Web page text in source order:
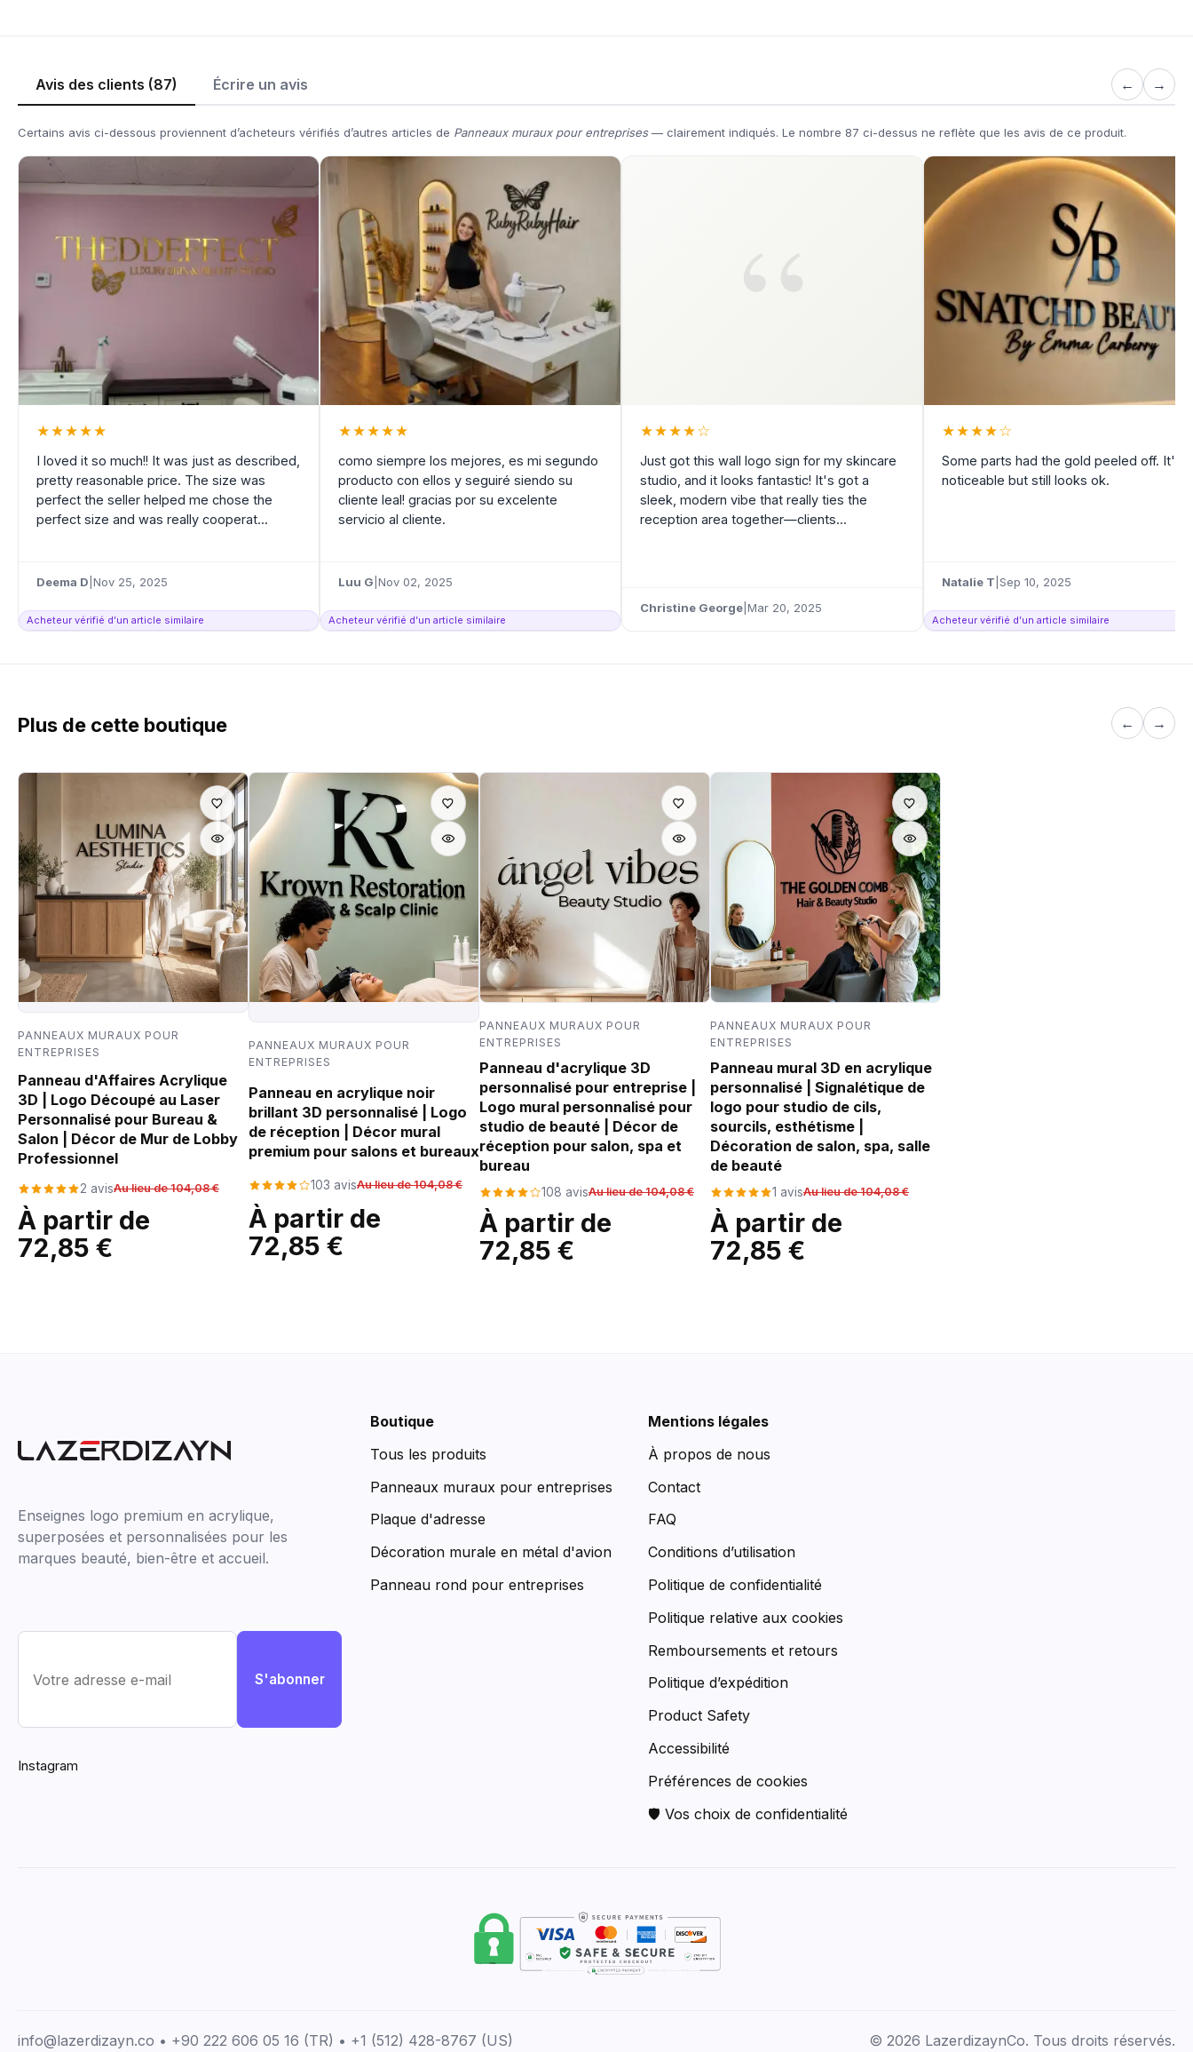
Avis des clients (87) Écrire un avis ← →
Certains avis ci-dessous proviennent d’acheteurs vérifiés d’autres articles de Panneaux muraux pour entreprises— clairement indiqués. Le nombre 87 ci-dessus ne reflète que les avis de ce produit.
★★★★★
I loved it so much!! It was just as described,
pretty reasonable price. The size was
perfect the seller helped me chose the
perfect size and was really cooperat...
Deema D Nov 25, 2025
Acheteur vérifié d’un article similaire
★★★★★
como siempre los mejores, es mi segundo
producto con ellos y seguiré siendo su
cliente leal! gracias por su excelente
servicio al cliente.
Luu G Nov 02, 2025
Acheteur vérifié d’un article similaire
★★★★☆
Just got this wall logo sign for my skincare
studio, and it looks fantastic! It's got a
sleek, modern vibe that really ties the
reception area together—clients...
Christine George Mar 20, 2025
★★★★☆
Some parts had the gold peeled off. It's
noticeable but still looks ok.
Natalie T Sep 10, 2025
Acheteur vérifié d’un article similaire
Plus de cette boutique ← →
PANNEAUX MURAUX POUR
ENTREPRISES
Panneau d'Affaires Acrylique
3D | Logo Découpé au Laser
Personnalisé pour Bureau &
Salon | Décor de Mur de Lobby
Professionnel
2 avisAu lieu de 104,08 €
À partir de
72,85 €
PANNEAUX MURAUX POUR
ENTREPRISES
Panneau en acrylique noir
brillant 3D personnalisé | Logo
de réception | Décor mural
premium pour salons et bureaux
103 avisAu lieu de 104,08 €
À partir de
72,85 €
PANNEAUX MURAUX POUR
ENTREPRISES
Panneau d'acrylique 3D
personnalisé pour entreprise |
Logo mural personnalisé pour
studio de beauté | Décor de
réception pour salon, spa et
bureau
108 avisAu lieu de 104,08 €
À partir de
72,85 €
PANNEAUX MURAUX POUR
ENTREPRISES
Panneau mural 3D en acrylique
personnalisé | Signalétique de
logo pour studio de cils,
sourcils, esthétisme |
Décoration de salon, spa, salle
de beauté
1 avisAu lieu de 104,08 €
À partir de
72,85 €
Enseignes logo premium en acrylique,
superposées et personnalisées pour les
marques beauté, bien-être et accueil.
S'abonner
Instagram
Boutique
Tous les produits
Panneaux muraux pour entreprises
Plaque d'adresse
Décoration murale en métal d'avion
Panneau rond pour entreprises
Mentions légales
À propos de nous
Contact
FAQ
Conditions d’utilisation
Politique de confidentialité
Politique relative aux cookies
Remboursements et retours
Politique d’expédition
Product Safety
Accessibilité
Préférences de cookies
🛡 Vos choix de confidentialité
info@lazerdizayn.co • +90 222 606 05 16 (TR) • +1 (512) 428-8767 (US) © 2026 LazerdizaynCo. Tous droits réservés.